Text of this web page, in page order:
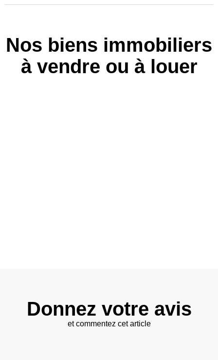
Nos biens immobiliers
à vendre ou à louer
Donnez votre avis
et commentez cet article